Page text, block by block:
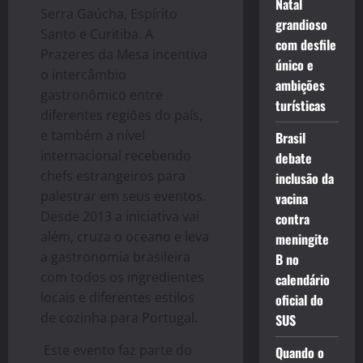
Serra Gaúcha, Espírito
Santo e Curitiba. A
Prazeres da Mesa incentiva
o intercâmbio
gastronômico entre
diferentes regiões do país,
e também a nível
internacional recebendo
chefs estrangeiros para
palestrar em seus eventos.
Desde 2013 a iniciativa vai
além, cruza o oceano e leva
a gastronomia brasileira
com todos os ingredientes
locais e diferentes estilos
de cozinha para Portugal.
Este evento faz parte do
Natal
grandioso
com desfile
único e
ambições
turísticas
Brasil
debate
inclusão da
vacina
contra
meningite
B no
calendário
oficial do
SUS
Quando o